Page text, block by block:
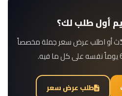
أول طلب لك؟
أو اطلب عرض سعر جملة مخصصاً
طلب عرض سعر